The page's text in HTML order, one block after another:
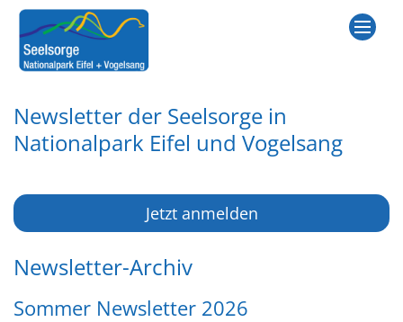
Zum Inhalt springen
Newsletter der Seelsorge in
Nationalpark Eifel und Vogelsang
Jetzt anmelden
Newsletter-Archiv
Sommer Newsletter 2026